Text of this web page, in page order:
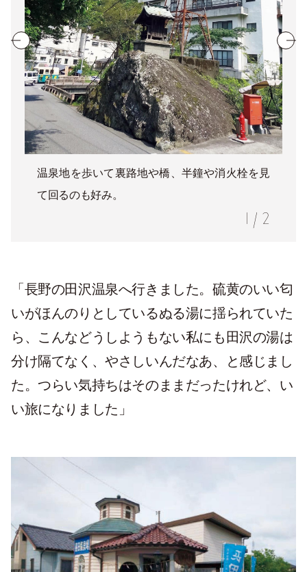
温泉地を歩いて裏路地や橋、半鐘や消火栓を見
て回るのも好み。
1 / 2
「長野の田沢温泉へ行きました。硫黄のいい匂
いがほんのりとしているぬる湯に揺られていた
ら、こんなどうしようもない私にも田沢の湯は
分け隔てなく、やさしいんだなあ、と感じまし
た。つらい気持ちはそのままだったけれど、い
い旅になりました」